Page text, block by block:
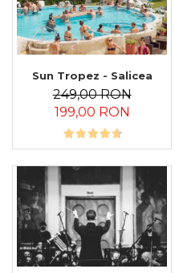
Sun Tropez - Salicea
249,00 RON
199,00 RON